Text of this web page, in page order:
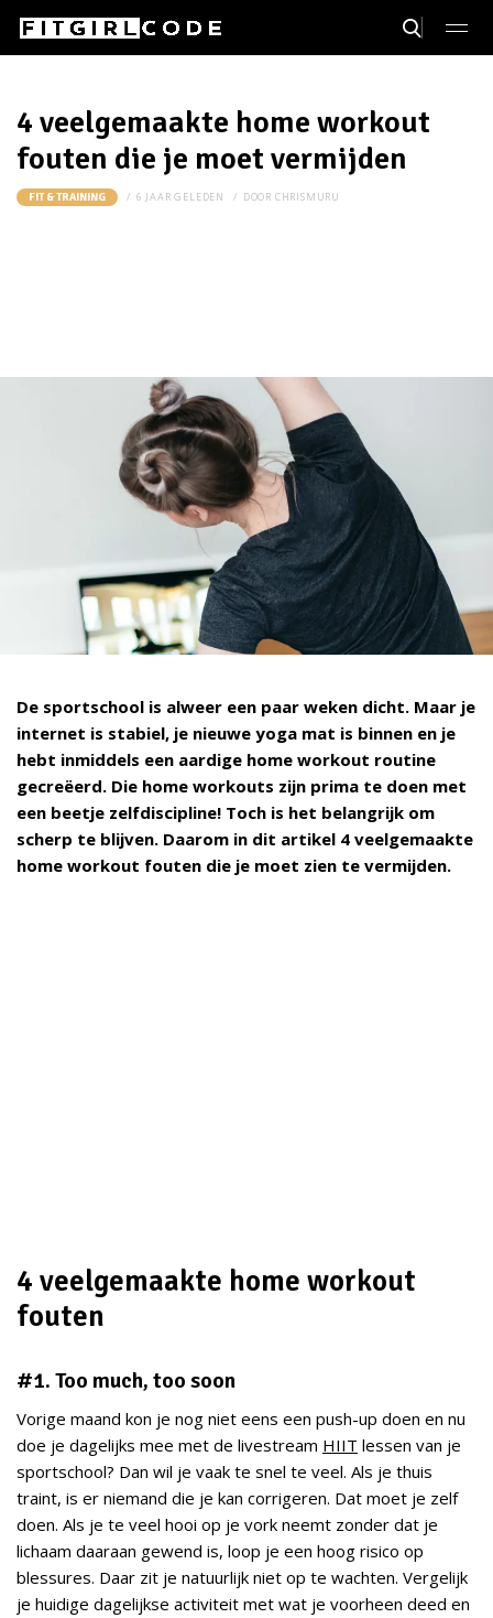
4 veelgemaakte home workout
fouten die je moet vermijden
FIT & TRAINING 6 JAAR GELEDEN DOOR CHRISMURU
De sportschool is alweer een paar weken dicht. Maar je
internet is stabiel, je nieuwe yoga mat is binnen en je
hebt inmiddels een aardige home workout routine
gecreëerd. Die home workouts zijn prima te doen met
een beetje zelfdiscipline! Toch is het belangrijk om
scherp te blijven. Daarom in dit artikel 4 veelgemaakte
home workout fouten die je moet zien te vermijden.
4 veelgemaakte home workout
fouten
#1. Too much, too soon
Vorige maand kon je nog niet eens een push-up doen en nu
doe je dagelijks mee met de livestream HIIT lessen van je
sportschool? Dan wil je vaak te snel te veel. Als je thuis
traint, is er niemand die je kan corrigeren. Dat moet je zelf
doen. Als je te veel hooi op je vork neemt zonder dat je
lichaam daaraan gewend is, loop je een hoog risico op
blessures. Daar zit je natuurlijk niet op te wachten. Vergelijk
je huidige dagelijkse activiteit met wat je voorheen deed en